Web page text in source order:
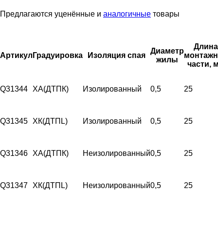
Предлагаются уценённые и аналогичные товары
Артикул Градуировка Изоляция спая
Диаметр
жилы
Длина
части,
Q31344 ХА(ДТПК) Изолированный 0,5 25
Q31345 ХК(ДТПL) Изолированный 0,5 25
Q31346 ХА(ДТПК) Неизолированный0,5 25
Q31347 ХК(ДТПL) Неизолированный0,5 25